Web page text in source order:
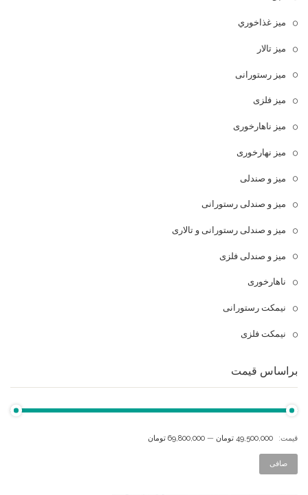
ميز غذاخوري
میز تالار
میز رستورانی
میز فلزی
میز ناهارخوری
میز نهارخوری
میز و صندلی
میز و صندلی رستورانی
میز و صندلی رستورانی و تالاری
میز و صندلی فلزی
ناهارخوری
نیمکت رستورانی
نیمکت فلزی
براساس قیمت
صافی
قيمت: 49,500,000 تومان — 69,800,000 تومان